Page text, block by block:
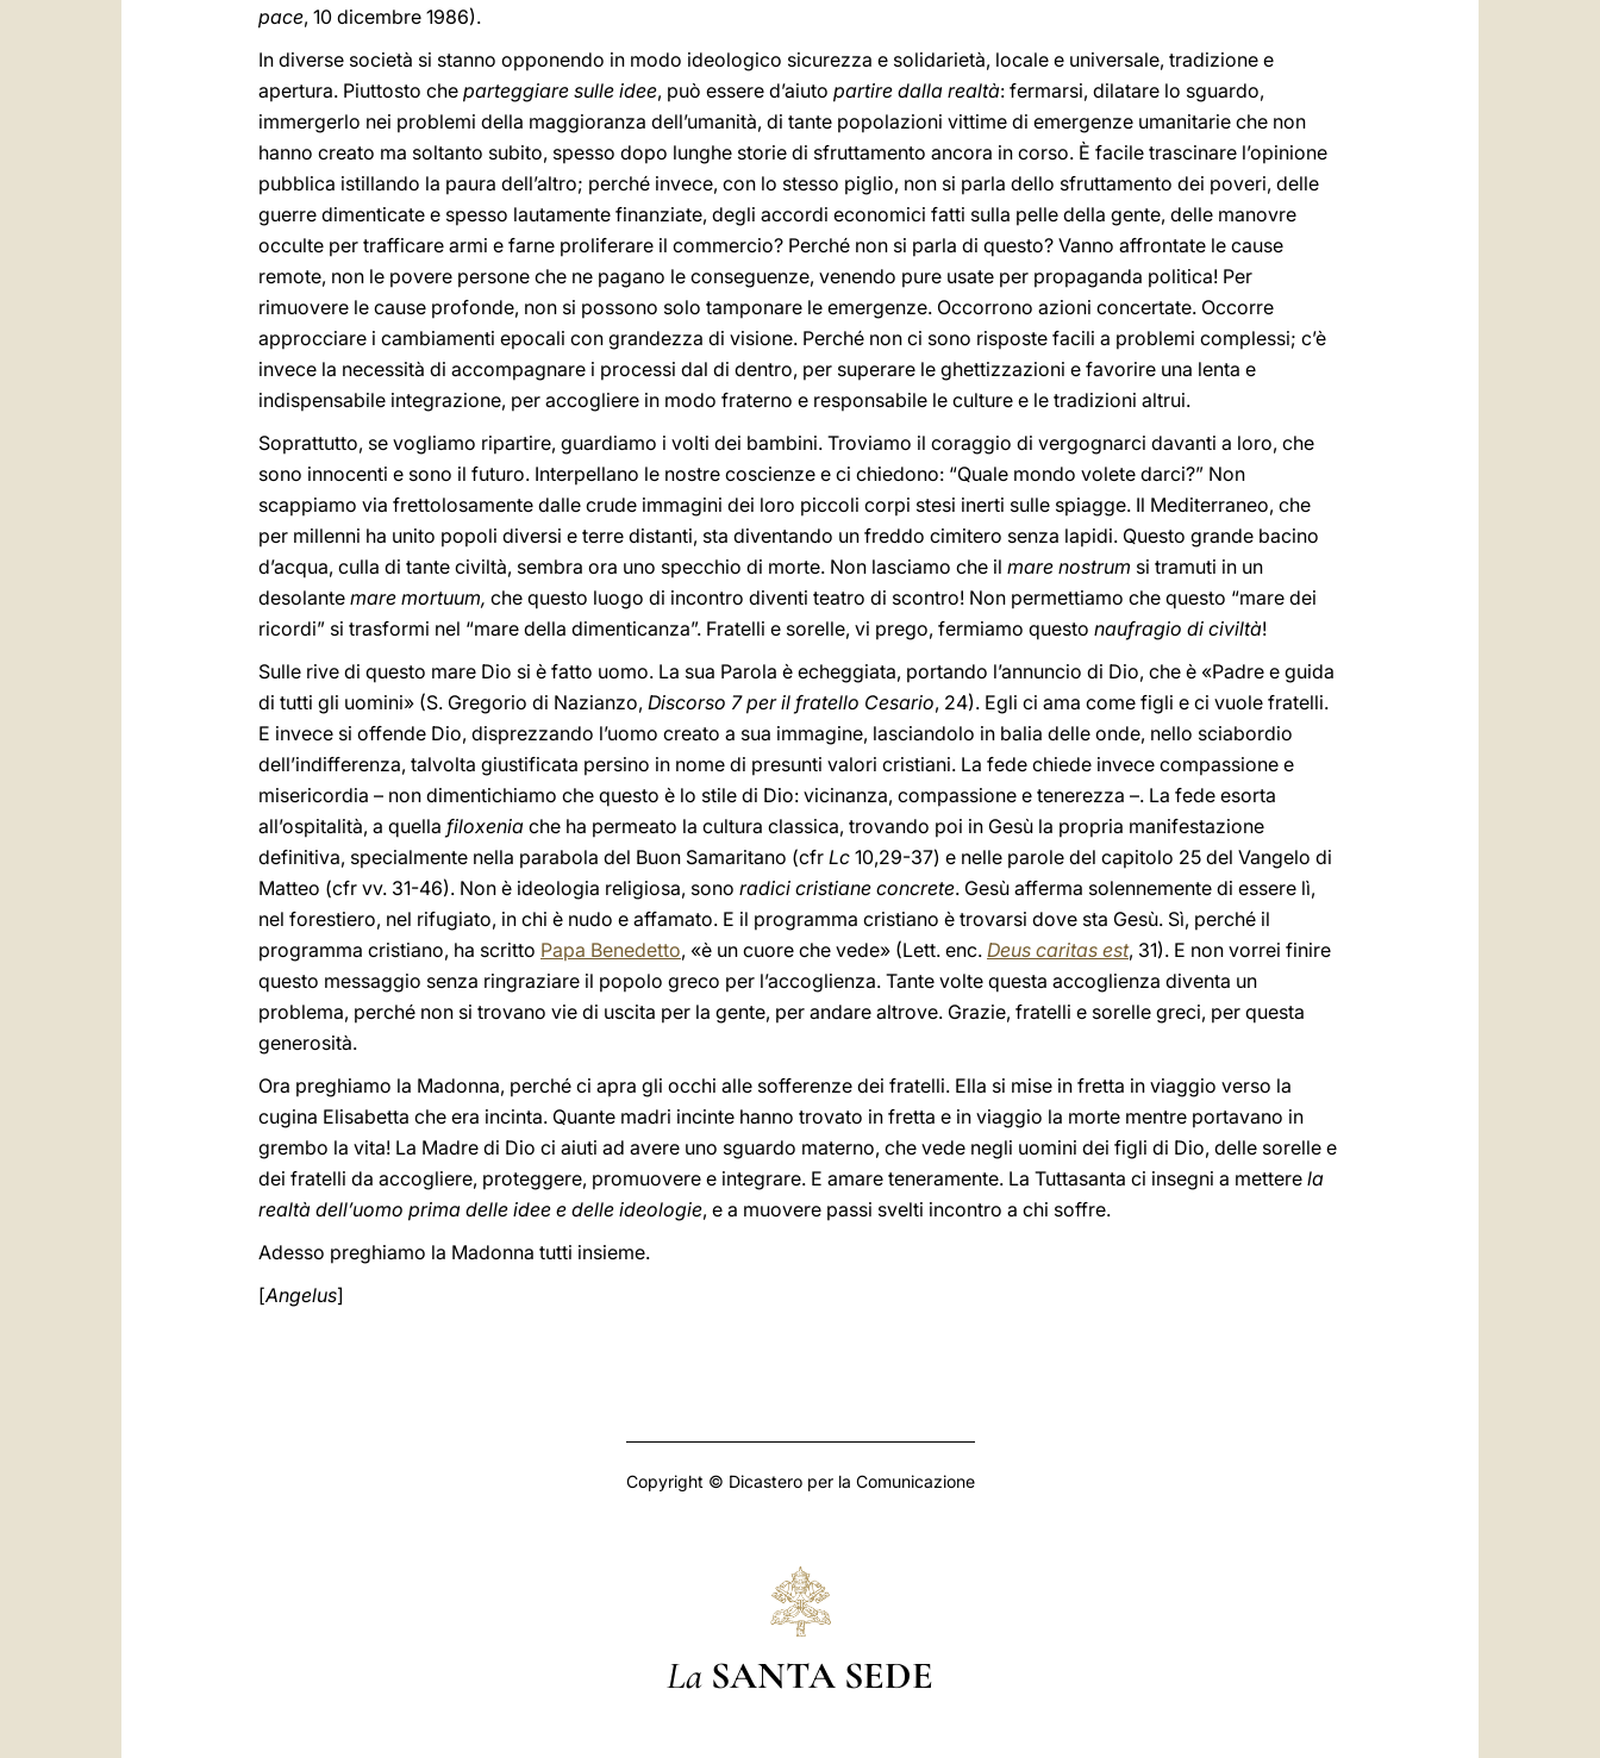
pace, 10 dicembre 1986).
In diverse società si stanno opponendo in modo ideologico sicurezza e solidarietà, locale e universale, tradizione e
apertura. Piuttosto che parteggiare sulle idee, può essere d’aiuto partire dalla realtà: fermarsi, dilatare lo sguardo,
immergerlo nei problemi della maggioranza dell’umanità, di tante popolazioni vittime di emergenze umanitarie che non
hanno creato ma soltanto subito, spesso dopo lunghe storie di sfruttamento ancora in corso. È facile trascinare l’opinione
pubblica istillando la paura dell’altro; perché invece, con lo stesso piglio, non si parla dello sfruttamento dei poveri, delle
guerre dimenticate e spesso lautamente finanziate, degli accordi economici fatti sulla pelle della gente, delle manovre
occulte per trafficare armi e farne proliferare il commercio? Perché non si parla di questo? Vanno affrontate le cause
remote, non le povere persone che ne pagano le conseguenze, venendo pure usate per propaganda politica! Per
rimuovere le cause profonde, non si possono solo tamponare le emergenze. Occorrono azioni concertate. Occorre
approcciare i cambiamenti epocali con grandezza di visione. Perché non ci sono risposte facili a problemi complessi; c’è
invece la necessità di accompagnare i processi dal di dentro, per superare le ghettizzazioni e favorire una lenta e
indispensabile integrazione, per accogliere in modo fraterno e responsabile le culture e le tradizioni altrui.
Soprattutto, se vogliamo ripartire, guardiamo i volti dei bambini. Troviamo il coraggio di vergognarci davanti a loro, che
sono innocenti e sono il futuro. Interpellano le nostre coscienze e ci chiedono: “Quale mondo volete darci?” Non
scappiamo via frettolosamente dalle crude immagini dei loro piccoli corpi stesi inerti sulle spiagge. Il Mediterraneo, che
per millenni ha unito popoli diversi e terre distanti, sta diventando un freddo cimitero senza lapidi. Questo grande bacino
d’acqua, culla di tante civiltà, sembra ora uno specchio di morte. Non lasciamo che il mare nostrum si tramuti in un
desolante mare mortuum, che questo luogo di incontro diventi teatro di scontro! Non permettiamo che questo “mare dei
ricordi” si trasformi nel “mare della dimenticanza”. Fratelli e sorelle, vi prego, fermiamo questo naufragio di civiltà!
Sulle rive di questo mare Dio si è fatto uomo. La sua Parola è echeggiata, portando l’annuncio di Dio, che è «Padre e guida
di tutti gli uomini» (S. Gregorio di Nazianzo, Discorso 7 per il fratello Cesario, 24). Egli ci ama come figli e ci vuole fratelli.
E invece si offende Dio, disprezzando l’uomo creato a sua immagine, lasciandolo in balia delle onde, nello sciabordio
dell’indifferenza, talvolta giustificata persino in nome di presunti valori cristiani. La fede chiede invece compassione e
misericordia – non dimentichiamo che questo è lo stile di Dio: vicinanza, compassione e tenerezza –. La fede esorta
all’ospitalità, a quella filoxenia che ha permeato la cultura classica, trovando poi in Gesù la propria manifestazione
definitiva, specialmente nella parabola del Buon Samaritano (cfr Lc 10,29-37) e nelle parole del capitolo 25 del Vangelo di
Matteo (cfr vv. 31-46). Non è ideologia religiosa, sono radici cristiane concrete. Gesù afferma solennemente di essere lì,
nel forestiero, nel rifugiato, in chi è nudo e affamato. E il programma cristiano è trovarsi dove sta Gesù. Sì, perché il
programma cristiano, ha scritto Papa Benedetto, «è un cuore che vede» (Lett. enc. Deus caritas est, 31). E non vorrei finire
questo messaggio senza ringraziare il popolo greco per l’accoglienza. Tante volte questa accoglienza diventa un
problema, perché non si trovano vie di uscita per la gente, per andare altrove. Grazie, fratelli e sorelle greci, per questa
generosità.
Ora preghiamo la Madonna, perché ci apra gli occhi alle sofferenze dei fratelli. Ella si mise in fretta in viaggio verso la
cugina Elisabetta che era incinta. Quante madri incinte hanno trovato in fretta e in viaggio la morte mentre portavano in
grembo la vita! La Madre di Dio ci aiuti ad avere uno sguardo materno, che vede negli uomini dei figli di Dio, delle sorelle e
dei fratelli da accogliere, proteggere, promuovere e integrare. E amare teneramente. La Tuttasanta ci insegni a mettere la
realtà dell’uomo prima delle idee e delle ideologie, e a muovere passi svelti incontro a chi soffre.
Adesso preghiamo la Madonna tutti insieme.
[Angelus]
Copyright © Dicastero per la Comunicazione
La SANTA SEDE